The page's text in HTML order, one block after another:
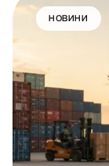
НОВИНИ